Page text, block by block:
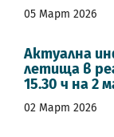
05 Март 2026
Актуална
летища в
15.30 ч на 2
02 Март 2026